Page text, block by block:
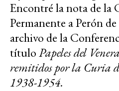
Encontré la nota de la
Permanente a Perón
archivo de la
títuloPapeles del
remitidos por la Curia
1938-1954.